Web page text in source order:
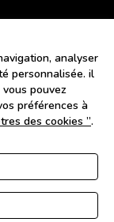
analyser
personnalisée. il
pouvez
préférences à
des cookies ”.